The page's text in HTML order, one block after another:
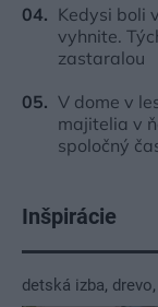
Kedysi boli
vyhnite.
zastaralou
V dome v
majitelia v
spoločný
Inšpirácie
detská izba, drevo,